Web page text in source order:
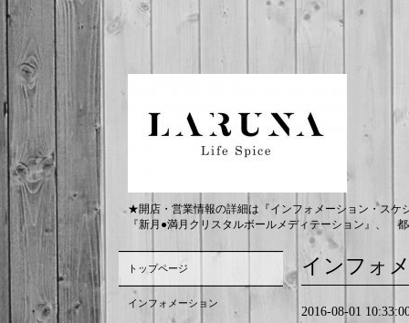
★開店・営業情報の詳細は『インフォメーション・ス
『新月●満月クリスタルボールメディテーション』、
インフォ
2016-08-01
トップページ
インフォメーション